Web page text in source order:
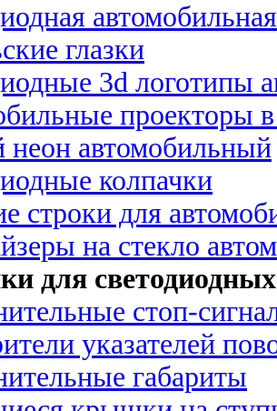
глазки
3d логотипы
проекторы
неон автомобильный
колпачки
строки для
на стекло
для
стоп-
указателей
габариты